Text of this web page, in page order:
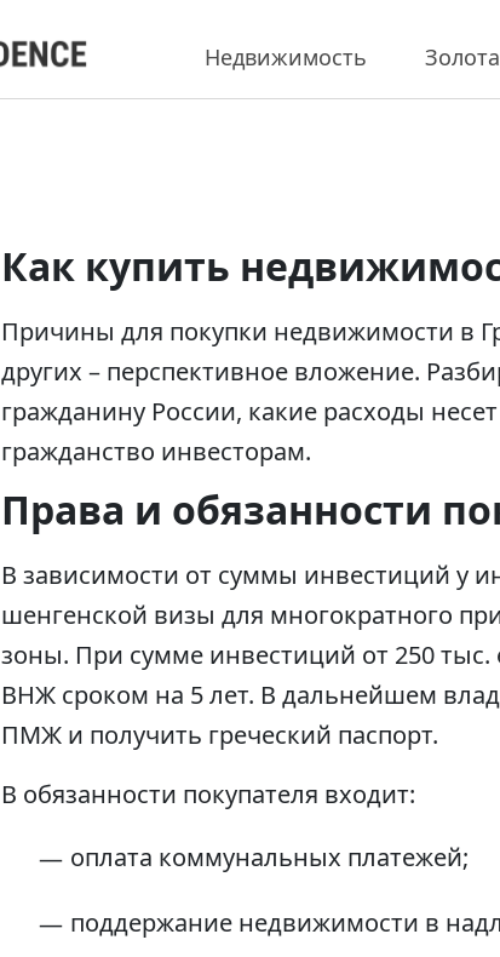
Недвижимость
Как купить
Причины для покупки недвижимости в
других – перспективное вложение.
гражданину России, какие расходы
гражданство инвесторам.
Права и обязанности
В зависимости от суммы инвестиций у
шенгенской визы для многократного
зоны. При сумме инвестиций от 250
ВНЖ сроком на 5 лет. В дальнейшем
ПМЖ и получить греческий паспорт.
В обязанности покупателя входит:
оплата коммунальных платежей;
поддержание недвижимости в